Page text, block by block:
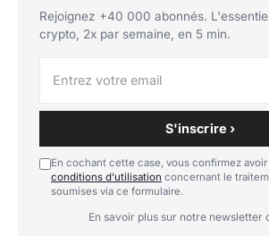
Rejoignez +40 000 abonnés.
crypto, 2x par semaine, en 5 min.
S'inscrire ›
En cochant cette case, vous confirmez
conditions d'utilisation concernant le
soumises via ce formulaire.
En savoir plus sur notre newsletter